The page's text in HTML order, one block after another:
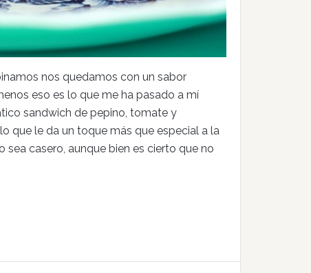
nos quedamos con un sabor
eso es lo que me ha pasado a mí
sandwich de pepino, tomate y
que le da un toque más que especial a la
casero, aunque bien es cierto que no